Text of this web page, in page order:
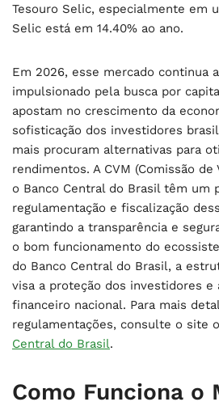
Tesouro Selic, especialmente em
Selic está em 14.40% ao ano.
Em 2026, esse mercado continua
impulsionado pela busca por
apostam no crescimento da
sofisticação dos investidores
mais procuram alternativas para
rendimentos. A CVM (Comissão
o Banco Central do Brasil têm um
regulamentação e fiscalização
garantindo a transparência e
o bom funcionamento do
do Banco Central do Brasil, a
visa a proteção dos investidores
financeiro nacional. Para mais
regulamentações, consulte o site
Central do Brasil.
Como Funciona o